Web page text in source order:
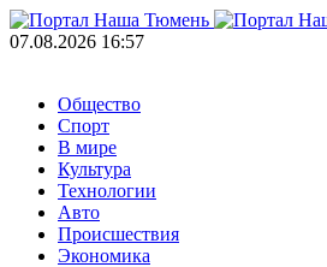
07.08.2026 16:57
Общество
Спорт
В мире
Культура
Технологии
Авто
Происшествия
Экономика